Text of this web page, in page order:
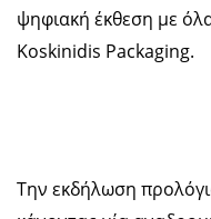
ψηφιακή έκθεση με
Koskinidis Packaging.
Την εκδήλωση